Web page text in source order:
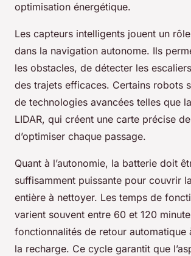
optimisation énergétique.
Les capteurs intelligents jouent un
dans la navigation autonome. Ils
les obstacles, de détecter les
des trajets efficaces. Certains robots
de technologies avancées telles que
LIDAR, qui créent une carte précise
d’optimiser chaque passage.
Quant à l’autonomie, la batterie doit
suffisamment puissante pour couvrir
entière à nettoyer. Les temps de
varient souvent entre 60 et 120
fonctionnalités de retour automatique
la recharge. Ce cycle garantit que